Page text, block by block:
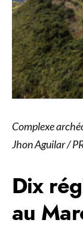
Complexe
Jhon Aguilar /
Dix
au